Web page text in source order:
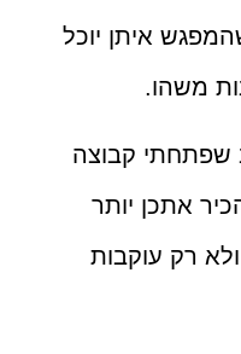
איתן יוכל
משהו.
שפתחתי קבוצה
אתכן יותר
רק עוקבות